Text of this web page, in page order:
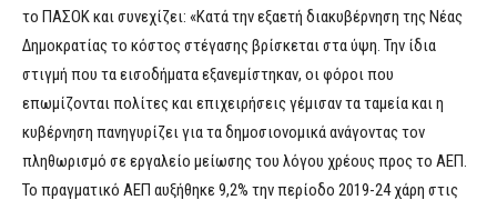
το ΠΑΣΟΚ και συνεχίζει: «Κατά την εξαετή διακυβέρνηση της Νέας
Δημοκρατίας το κόστος στέγασης βρίσκεται στα ύψη. Την ίδια
στιγμή που τα εισοδήματα εξανεμίστηκαν, οι φόροι που
επωμίζονται πολίτες και επιχειρήσεις γέμισαν τα ταμεία και η
κυβέρνηση πανηγυρίζει για τα δημοσιονομικά ανάγοντας τον
πληθωρισμό σε εργαλείο μείωσης του λόγου χρέους προς το ΑΕΠ.
Το πραγματικό ΑΕΠ αυξήθηκε 9,2% την περίοδο 2019-24 χάρη στις